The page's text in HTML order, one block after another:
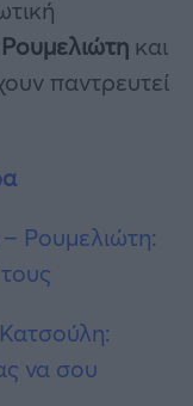
και
παντρευτεί
Ρουμελιώτη:
να σου